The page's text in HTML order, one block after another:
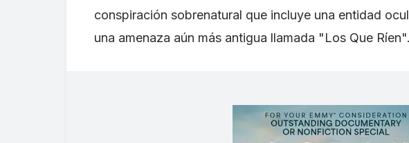
conspiración sobrenatural que incluye una entidad
una amenaza aún más antigua llamada "Los Que Ríen".